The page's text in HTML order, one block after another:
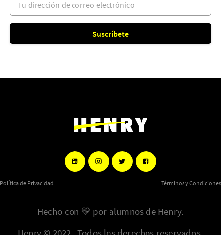
Suscríbete
Política de Privacidad | Términos y Condiciones
Hecho con 💛 por alumnos de Henry.